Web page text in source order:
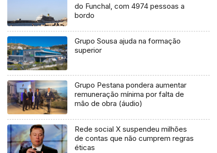
do Funchal, com 4974 pessoas a
bordo
Grupo Sousa ajuda na formação
superior
Grupo Pestana pondera aumentar
remuneração mínima por falta de
mão de obra (áudio)
Rede social X suspendeu milhões
de contas que não cumprem regras
éticas